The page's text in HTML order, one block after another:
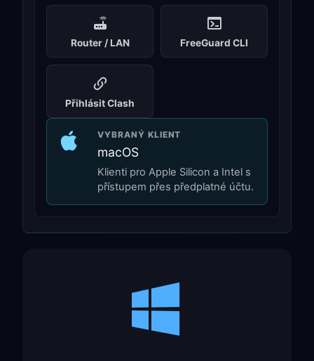
Router / LAN FreeGuard CLI
Přihlásit Clash
VYBRANÝ KLIENT
macOS
Klienti pro Apple Silicon a Intel s
přístupem přes předplatné účtu.